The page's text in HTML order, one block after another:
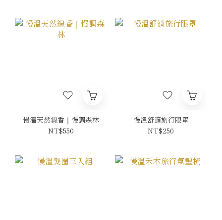
慢溫天然線香｜慢調森林
NT$550
慢溫舒適旅行眼罩
NT$250